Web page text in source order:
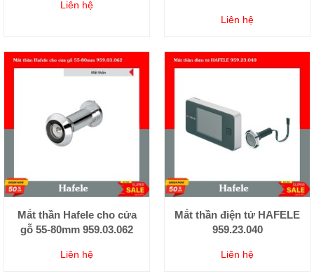
Liên hệ
Liên hệ
Mắt thần Hafele cho cửa
gỗ 55-80mm 959.03.062
Liên hệ
Mắt thần điện tử HAFELE
959.23.040
Liên hệ